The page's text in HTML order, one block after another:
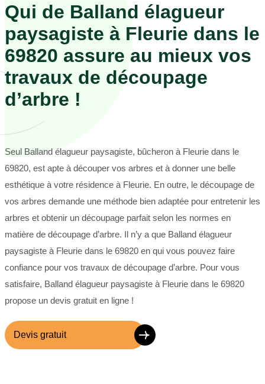
Qui de Balland élagueur
paysagiste à Fleurie dans le
69820 assure au mieux vos
travaux de découpage
d’arbre !
Seul Balland élagueur paysagiste, bûcheron à Fleurie dans le
69820, est apte à découper vos arbres et à donner une belle
esthétique à votre résidence à Fleurie. En outre, le découpage de
vos arbres demande une méthode bien adaptée pour entretenir les
arbres et obtenir un découpage parfait selon les normes en
matière de découpage d’arbre. Il n’y a que Balland élagueur
paysagiste à Fleurie dans le 69820 en qui vous pouvez faire
confiance pour vos travaux de découpage d’arbre. Pour vous
satisfaire, Balland élagueur paysagiste à Fleurie dans le 69820
propose un devis gratuit en ligne !
Devis gratuit